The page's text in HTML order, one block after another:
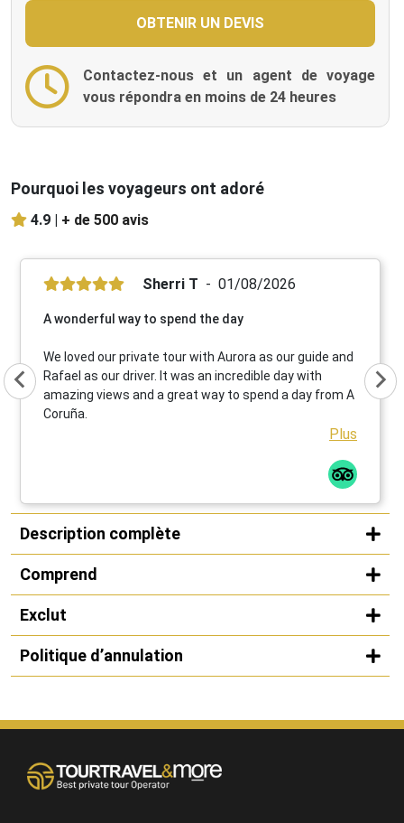
Contactez-nous et un agent de voyage
vous répondra en moins de 24 heures
Pourquoi les voyageurs ont adoré
4.9 | + de 500 avis
Sherri T 01/08/2026
A wonderful way to spend the day
We loved our private tour with Aurora as our guide and
Rafael as our driver. It was an incredible day with
amazing views and a great way to spend a day from A
Coruña.
Plus
Description complète
Comprend
Exclut
Politique d’annulation